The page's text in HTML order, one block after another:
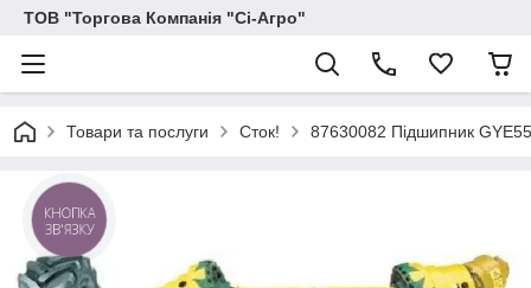
ТОВ "Торгова Компанія "Сі-Агро"
Товари та послуги Сток! 87630082 Підшипник
КНОПКА
ЗВ'ЯЗКУ